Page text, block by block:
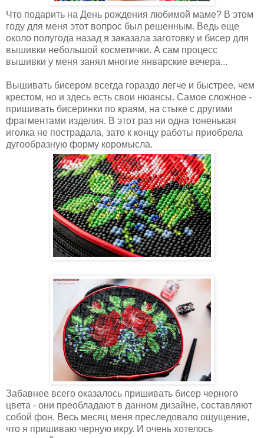
Что подарить на День рождения любимой маме? В этом
году для меня этот вопрос был решенным. Ведь еще
около полугода назад я заказала заготовку и бисер для
вышивки небольшой косметички. А сам процесс
вышивки у меня занял многие январские вечера...
Вышивать бисером всегда гораздо легче и быстрее, чем
крестом, но и здесь есть свои нюансы. Самое сложное -
пришивать бисеринки по краям, на стыке с другими
фрагментами изделия. В этот раз ни одна тоненькая
иголка не пострадала, зато к концу работы приобрела
дугообразную форму коромысла.
Забавнее всего оказалось пришивать бисер черного
цвета - они преобладают в данном дизайне, составляют
собой фон. Весь месяц меня преследовало ощущение,
что я пришиваю черную икру. И очень хотелось